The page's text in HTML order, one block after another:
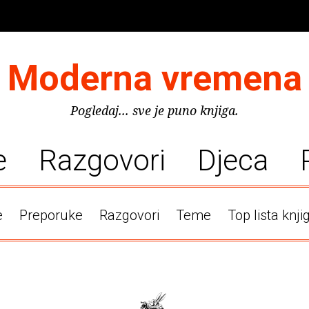
Moderna vremena
Pogledaj... sve je puno knjiga.
Razgovori Djeca
Preporuke Razgovori Teme Top lista